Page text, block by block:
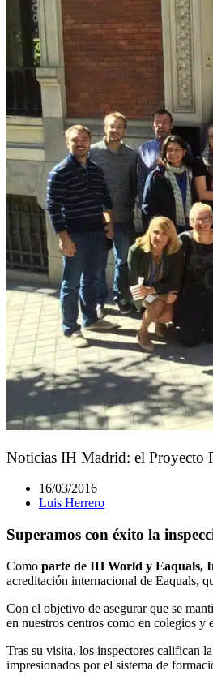
Noticias IH Madrid: el Proyecto
16/03/2016
Luis Herrero
Superamos con éxito la
Como parte de IH World y Eaquals,
acreditación internacional de Eaquals,
Con el objetivo de asegurar que se
en nuestros centros como en colegios y
Tras su visita, los inspectores califican
impresionados por el sistema de